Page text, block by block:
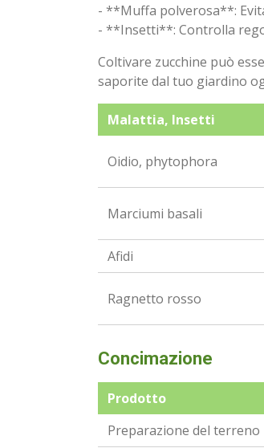
- **Muffa polverosa**:
- **Insetti**: Controlla
Coltivare zucchine può
saporite dal tuo giardino
Malattia, Insetti
Oidio, phytophora
Marciumi basali
Afidi
Ragnetto rosso
Concimazione
Prodotto
Preparazione del terreno